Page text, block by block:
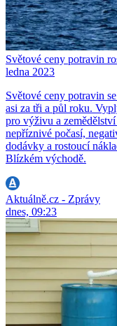
Světové ceny potravin
ledna 2023
Světové ceny potravin
asi za tři a půl roku.
pro výživu a
nepříznivé počasí,
dodávky a rostoucí
Blízkém východě.
Aktuálně.cz - Zprávy
dnes, 09:23